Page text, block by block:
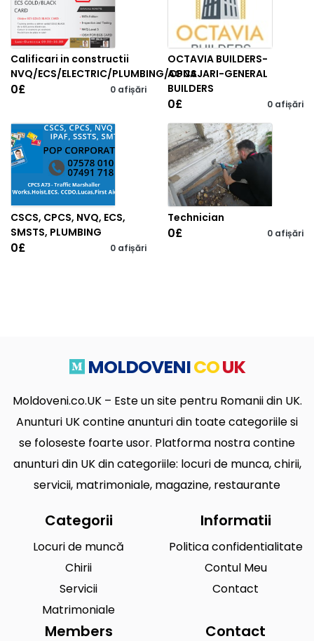
Calificari in constructii
NVQ/ECS/ELECTRIC/PLUMBING/CPCS
0£ 0 afișări
OCTAVIA BUILDERS-
AGNAJARI-GENERAL
BUILDERS
0£ 0 afișări
CSCS, CPCS, NVQ, ECS,
SMSTS, PLUMBING
0£ 0 afișări
Technician
0£ 0 afișări
MOLDOVENICOUK
Moldoveni.co.UK – Este un site pentru Romanii din UK.
Anunturi UK contine anunturi din toate categoriile si
se foloseste foarte usor. Platforma nostra contine
anunturi din UK din categoriile: locuri de munca, chirii,
servicii, matrimoniale, magazine, restaurante
Categorii
Locuri de muncă
Chirii
Servicii
Matrimoniale
Informatii
Politica confidentialitate
Contul Meu
Contact
Members Contact